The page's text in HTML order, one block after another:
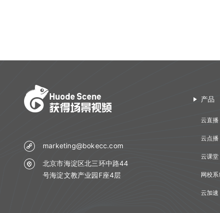
marketing@bokecc.com
北京市海淀区北三环中路44
号海淀文教产业园F座4层
产品
云直播
云点播
云课堂
网校
云加速